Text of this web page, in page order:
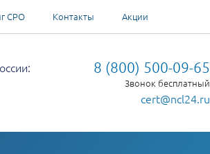
СРО Контакты Акции
8 (800) 500-09-65
Звонок бесплатный
cert@ncl24.ru